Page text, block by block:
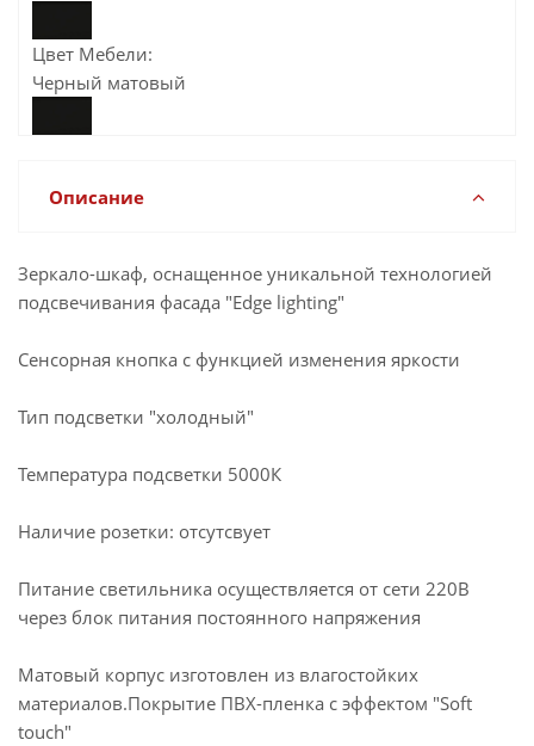
Цвет Мебели:
Черный матовый
Описание
Зеркало-шкаф, оснащенное уникальной технологией
подсвечивания фасада "Edge lighting"
Сенсорная кнопка с функцией изменения яркости
Тип подсветки "холодный"
Температура подсветки 5000К
Наличие розетки: отсутсвует
Питание светильника осуществляется от сети 220В
через блок питания постоянного напряжения
Матовый корпус изготовлен из влагостойких
материалов.Покрытие ПВХ-пленка с эффектом "Soft
touch"